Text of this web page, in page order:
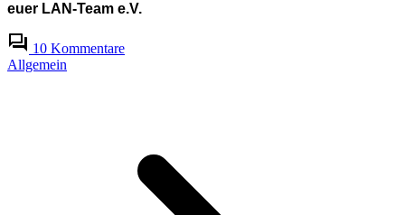
euer LAN-Team e.V.
10 Kommentare
Allgemein